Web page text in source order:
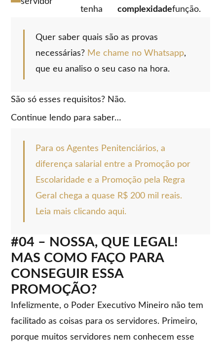
tenha
complexidadefunção.
Quer saber quais são as provas
necessárias? Me chame no Whatsapp,
que eu analiso o seu caso na hora.
São só esses requisitos? Não.
Continue lendo para saber…
Para os Agentes Penitenciários, a
diferença salarial entre a Promoção por
Escolaridade e a Promoção pela Regra
Geral chega a quase R$ 200 mil reais.
Leia mais clicando aqui.
#04 – NOSSA, QUE LEGAL!
MAS COMO FAÇO PARA
CONSEGUIR ESSA
PROMOÇÃO?
Infelizmente, o Poder Executivo Mineiro não tem
facilitado as coisas para os servidores. Primeiro,
porque muitos servidores nem conhecem esse